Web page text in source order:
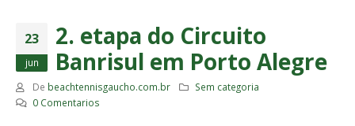
23
jun
2. etapa do Circuito
Banrisul em Porto Alegre
De beachtennisgaucho.com.br
Sem categoria
0 Comentarios